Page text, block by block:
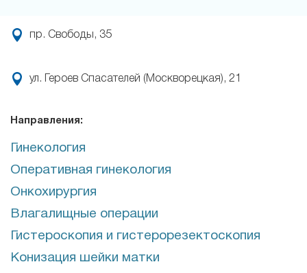
пр. Свободы, 35
ул. Героев Спасателей (Москворецкая), 21
Направления:
Гинекология
Оперативная гинекология
Онкохирургия
Влагалищные операции
Гистероскопия и гистерорезектоскопия
Конизация шейки матки